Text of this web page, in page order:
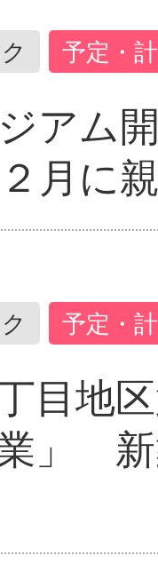
予定・
アム
月に
予定・
目地
」